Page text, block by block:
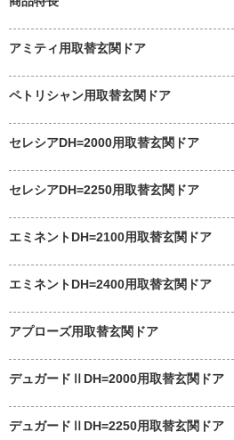
アミティ用取替玄関ドア
ペトリシャン用取替玄関ドア
セレシアDH=2000用取替玄関ドア
セレシアDH=2250用取替玄関ドア
エミネントDH=2100用取替玄関ドア
エミネントDH=2400用取替玄関ドア
アプローズ用取替玄関ドア
デュガードⅡDH=2000用取替玄関ドア
デュガードⅡDH=2250用取替玄関ドア